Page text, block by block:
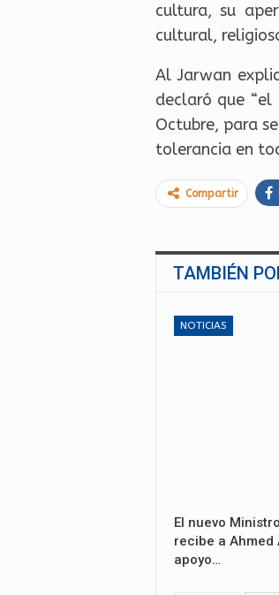
cultura, su
cultural,
Al Jarwan
declaró que “el
Octubre, para
tolerancia en
Compartir
TAMBIÉN
NOTICIAS
El nuevo
recibe a Ahmed
apoyo…